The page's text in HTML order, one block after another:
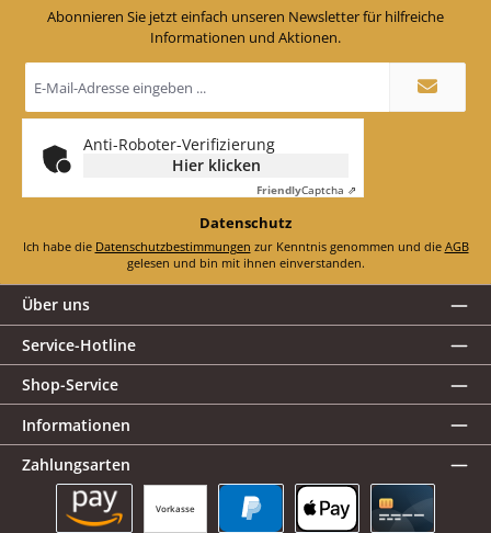
Abonnieren Sie jetzt einfach unseren Newsletter für hilfreiche
Informationen und Aktionen.
Mail-
Adresse
*
Anti-Roboter-Verifizierung
Hier klicken
FriendlyCaptcha ⇗
Datenschutz
Ich habe die Datenschutzbestimmungen zur Kenntnis genommen und die AGB
gelesen und bin mit ihnen einverstanden.
Über uns
Service-Hotline
Shop-Service
Informationen
Zahlungsarten
Vorkasse